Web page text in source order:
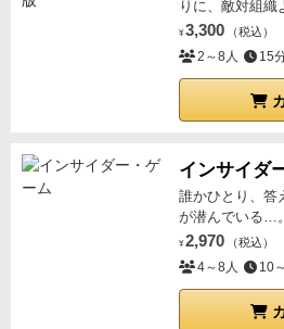
りに、敵対組織
¥ 3,300 （税込）
2～8人 15
インサイダ
誰かひとり、答
が潜んでいる…。
¥ 2,970 （税込）
4～8人 10